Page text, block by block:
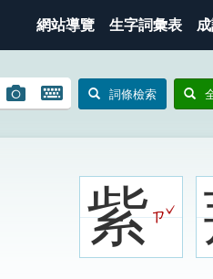
網站導覽 生字詞彙表
圖
搜
開
鍵
詞條檢索
紫ㄗ
ˇ